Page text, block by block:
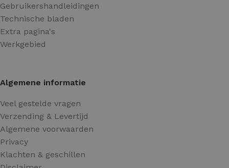
Gebruikershandleidingen
Technische bladen
Extra pagina's
Werkgebied
Algemene informatie
Veel gestelde vragen
Verzending & Levertijd
Algemene voorwaarden
Privacy
Klachten & geschillen